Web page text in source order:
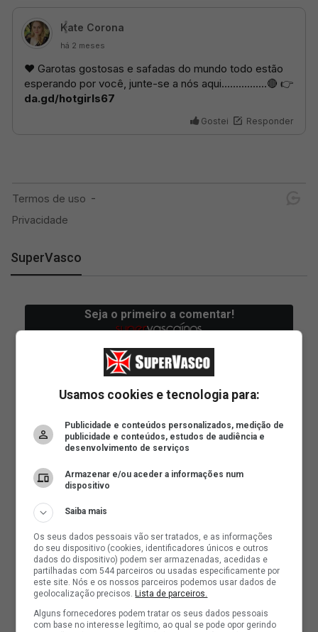
SuperVasco
Usamos cookies e tecnologia para:
Publicidade e conteúdos personalizados, medição de
publicidade e conteúdos, estudos de audiência e
desenvolvimento de serviços
Armazenar e/ou aceder a informações num
dispositivo
Saiba mais
Os seus dados pessoais vão ser tratados, e as informações
do seu dispositivo (cookies, identificadores únicos e outros
dados do dispositivo) podem ser armazenadas, acedidas e
partilhadas com 544 parceiros ou usadas especificamente por
este site. Nós e os nossos parceiros podemos usar dados de
geolocalização precisos.Lista de parceiros.
Alguns fornecedores podem tratar os seus dados pessoais
com base no interesse legítimo, ao qual se pode opor gerindo